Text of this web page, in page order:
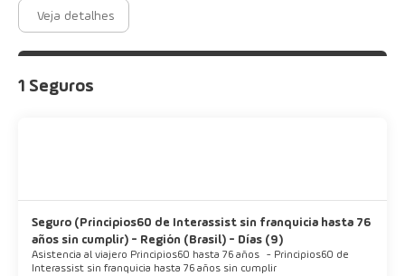
Veja detalhes
1 Seguros
Seguro (Principios60 de Interassist sin franquicia hasta 76
años sin cumplir) - Región (Brasil) - Días (9)
Asistencia al viajero Principios60 hasta 76 años - Principios60 de
Interassist sin franquicia hasta 76 años sin cumplir